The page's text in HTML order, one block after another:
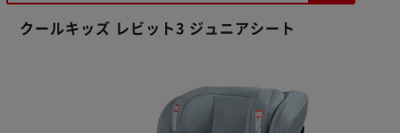
クールキッズ レビット3 ジュニアシート
カートに入れる 購入手続きへ